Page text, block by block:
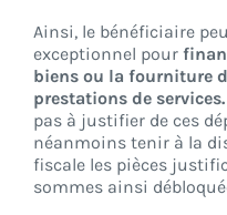
Ainsi, le bénéficiaire
exceptionnel pour
biens ou la fourniture
prestations de services.
pas à justifier de ces
néanmoins tenir à la
fiscale les pièces
sommes ainsi